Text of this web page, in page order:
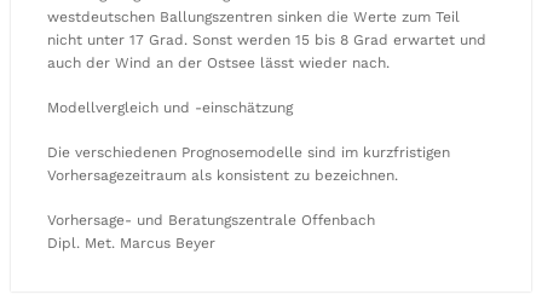
westdeutschen Ballungszentren sinken die Werte zum Teil
nicht unter 17 Grad. Sonst werden 15 bis 8 Grad erwartet und
auch der Wind an der Ostsee lässt wieder nach.
Modellvergleich und -einschätzung
Die verschiedenen Prognosemodelle sind im kurzfristigen
Vorhersagezeitraum als konsistent zu bezeichnen.
Vorhersage- und Beratungszentrale Offenbach
Dipl. Met. Marcus Beyer